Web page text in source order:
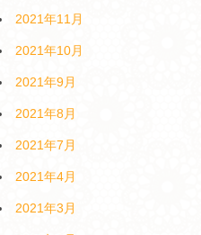
2021年11月
2021年10月
2021年9月
2021年8月
2021年7月
2021年4月
2021年3月